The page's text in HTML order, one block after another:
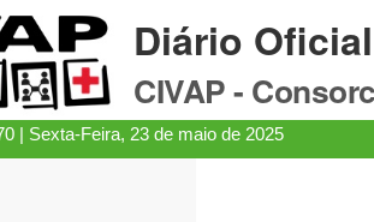
Diário
CIVAP -
| Sexta-Feira, 23 de maio de 2025